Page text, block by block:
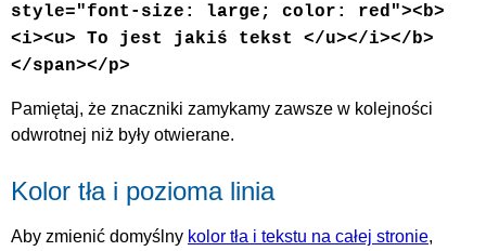
style="font-size: large; color: red"><b>
<i><u> To jest jakiś tekst </u></i></b>
</span></p>
Pamiętaj, że znaczniki zamykamy zawsze w kolejności
odwrotnej niż były otwierane.
Kolor tła i pozioma linia
Aby zmienić domyślny kolor tła i tekstu na całej stronie,